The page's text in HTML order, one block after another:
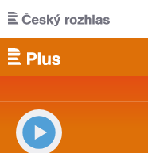
Přejít k hlavnímu obsahu